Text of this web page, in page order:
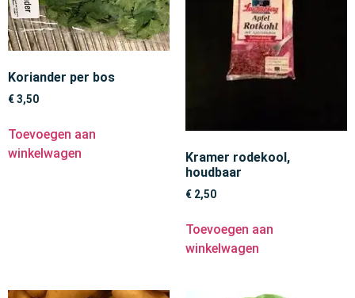
Koriander per bos
€3,50
Toevoegen aan
winkelwagen
Kramer rodekool,
houdbaar
€ 2,50
Toevoegen aan
winkelwagen